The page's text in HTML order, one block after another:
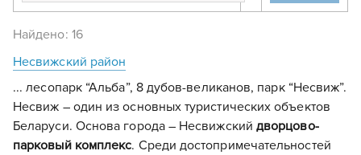
Найдено: 16
Несвижский район
... лесопарк “Альба”, 8 дубов-великанов, парк “Несвиж”.
Несвиж – один из основных туристических объектов
Беларуси. Основа города – Несвижский дворцово-
парковый комплекс. Среди достопримечательностей